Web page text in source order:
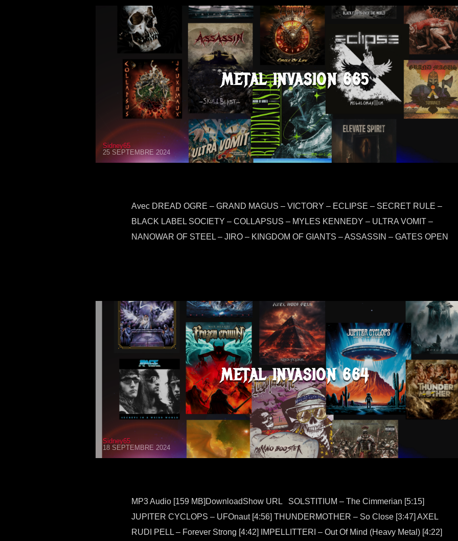
METAL INVASION 665
Sidney65
25 SEPTEMBRE 2024
Avec DREAD OGRE – GRAND MAGUS – VICTORY – ECLIPSE – SECRET RULE –
BLACK LABEL SOCIETY – COLLAPSUS – MYLES KENNEDY – ULTRA VOMIT –
NANOWAR OF STEEL – JIRO – KINGDOM OF GIANTS – ASSASSIN – GATES OPEN
METAL INVASION 664
Sidney65
18 SEPTEMBRE 2024
MP3 Audio [159 MB]DownloadShow URL SOLSTITIUM – The Cimmerian [5:15]
JUPITER CYCLOPS – UFOnaut [4:56] THUNDERMOTHER – So Close [3:47] AXEL
RUDI PELL – Forever Strong [4:42] IMPELLITTERI – Out Of Mind (Heavy Metal) [4:22]